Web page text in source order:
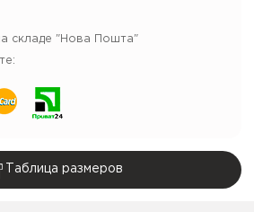
складе "Нова Пошта"
Таблица размеров